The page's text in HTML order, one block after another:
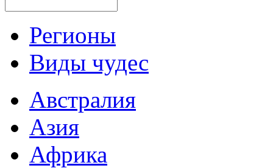
Регионы
Виды чудес
Австралия
Азия
Африка